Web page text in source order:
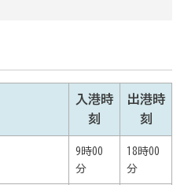
入港時
刻
出港時
刻
9時00
分
18時00
分